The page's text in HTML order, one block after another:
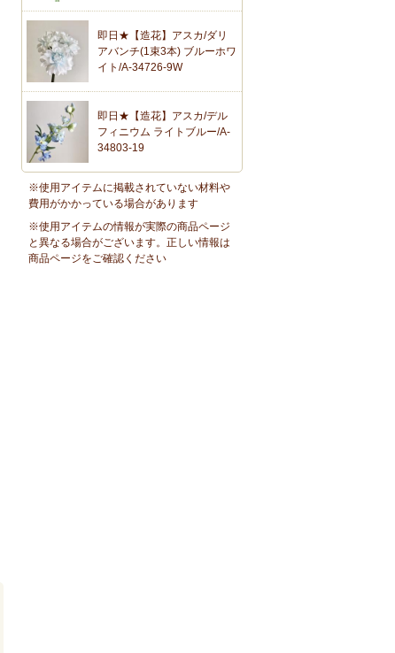
即日★【造花】アスカ/ダリ
アバンチ(1束3本) ブルーホワ
イト/A-34726-9W
即日★【造花】アスカ/デル
フィニウム ライトブルー/A-
34803-19
※使用アイテムに掲載されていない材料や
費用がかかっている場合があります
※使用アイテムの情報が実際の商品ページ
と異なる場合がございます。正しい情報は
商品ページをご確認ください